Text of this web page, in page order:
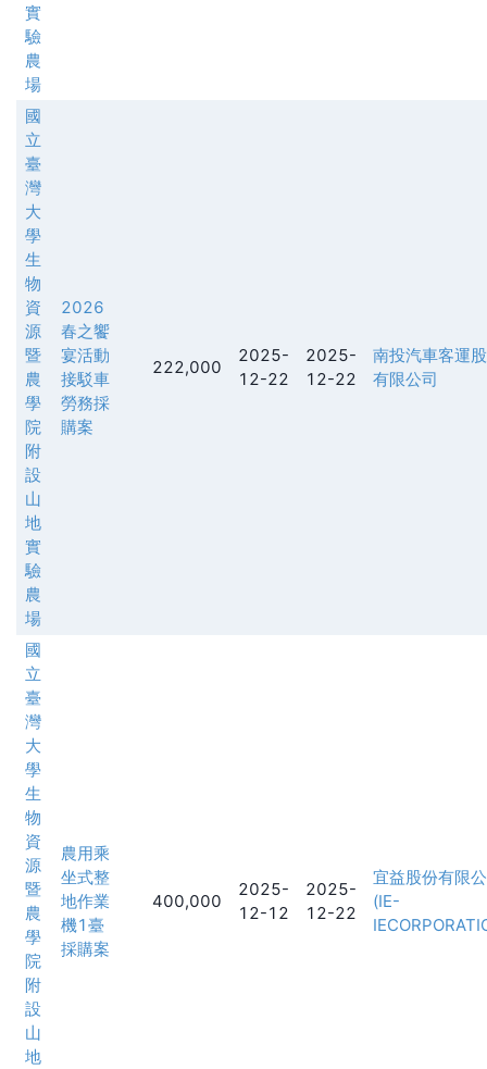
實
驗
農
場
國
立
臺
灣
大
學
生
物
資
源
暨
農
學
院
附
設
山
地
實
驗
農
場
2026
春之饗
宴活動
接駁車
勞務採
購案
222,000
2025-
12-22
2025-
12-22
南投汽車客運
有限公司
國
立
臺
灣
大
學
生
物
資
源
暨
農
學
院
附
設
山
地
農用乘
坐式整
地作業
機1臺
採購案
400,000
2025-
12-12
2025-
12-22
宜益股份有限
(IE-